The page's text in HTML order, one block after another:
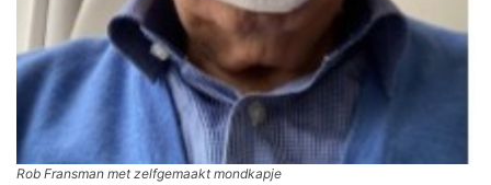
Rob Fransman met zelfgemaakt mondkapje